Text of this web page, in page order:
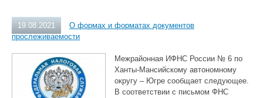
19.08.2021
О формах и форматах документов
прослеживаемости
Межрайонная ИФНС России № 6 по
Ханты-Мансийскому автономному
округу ‒ Югре сообщает следующее.
В соответствии с письмом ФНС